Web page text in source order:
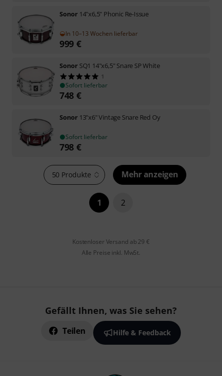
Sonor 14"x6,5" Phonic Re-Issue
In 10–13 Wochen lieferbar
999 €
Sonor SQ1 14"x6,5" Snare SP White
1
Sofort lieferbar
748 €
Sonor 13"x6" Vintage Snare Red Oy
Sofort lieferbar
798 €
50 Produkte Mehr anzeigen
1 2
Kostenloser Versand ab 29 €
Alle Preise inkl. MwSt.
Gefällt Ihnen, was Sie sehen?
Teilen Hilfe & Feedback